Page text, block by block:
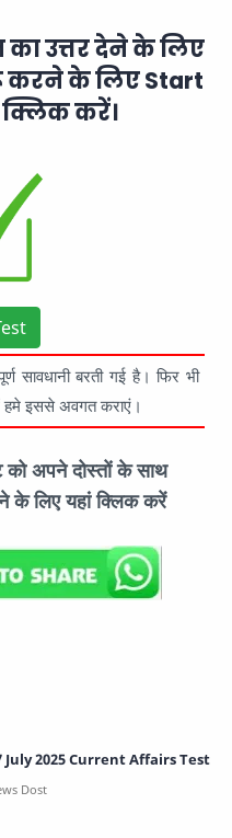
उत्तर देने के लिए
करने के लिए Start
करें।
सावधानी बरती गई है। फिर भी
हमे इससे अवगत कराएं।
अपने दोस्तों के साथ
लिए यहां क्लिक करें
July 2025 Current Affairs Test